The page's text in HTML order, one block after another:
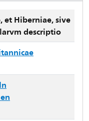
et Hiberniae, sive
descriptio